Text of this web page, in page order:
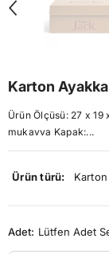
Karton
Ürün Ölçüsü: 27 x 19
mukavva Kapak:...
Ürün türü:
Adet: Lütfen Adet